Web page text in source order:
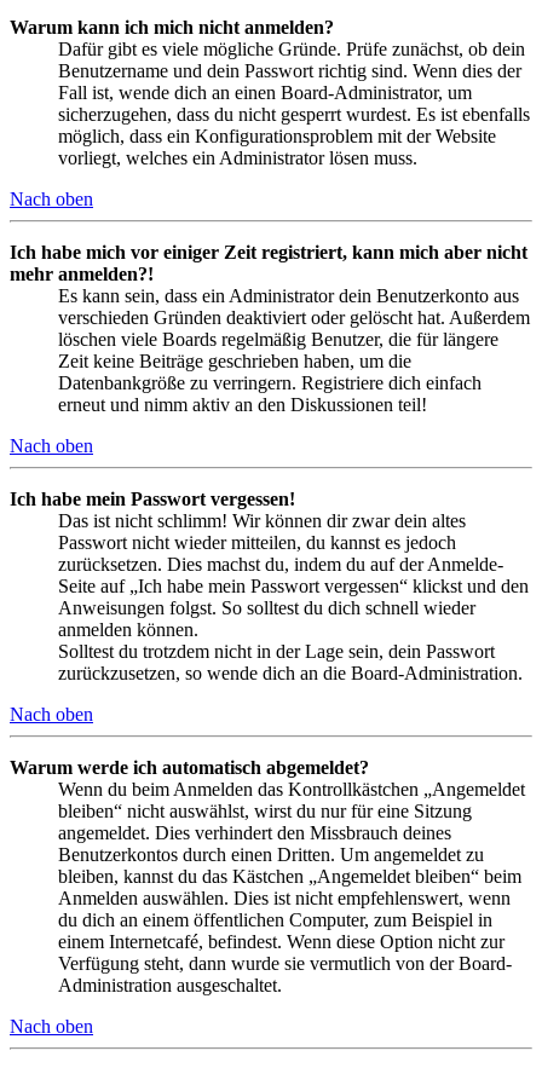
Warum kann ich mich nicht anmelden?
Dafür gibt es viele mögliche Gründe. Prüfe zunächst, ob dein
Benutzername und dein Passwort richtig sind. Wenn dies der
Fall ist, wende dich an einen Board-Administrator, um
sicherzugehen, dass du nicht gesperrt wurdest. Es ist ebenfalls
möglich, dass ein Konfigurationsproblem mit der Website
vorliegt, welches ein Administrator lösen muss.
Nach oben
Ich habe mich vor einiger Zeit registriert, kann mich aber nicht
mehr anmelden?!
Es kann sein, dass ein Administrator dein Benutzerkonto aus
verschieden Gründen deaktiviert oder gelöscht hat. Außerdem
löschen viele Boards regelmäßig Benutzer, die für längere
Zeit keine Beiträge geschrieben haben, um die
Datenbankgröße zu verringern. Registriere dich einfach
erneut und nimm aktiv an den Diskussionen teil!
Nach oben
Ich habe mein Passwort vergessen!
Das ist nicht schlimm! Wir können dir zwar dein altes
Passwort nicht wieder mitteilen, du kannst es jedoch
zurücksetzen. Dies machst du, indem du auf der Anmelde-
Seite auf „Ich habe mein Passwort vergessen“ klickst und den
Anweisungen folgst. So solltest du dich schnell wieder
anmelden können.
Solltest du trotzdem nicht in der Lage sein, dein Passwort
zurückzusetzen, so wende dich an die Board-Administration.
Nach oben
Warum werde ich automatisch abgemeldet?
Wenn du beim Anmelden das Kontrollkästchen „Angemeldet
bleiben“ nicht auswählst, wirst du nur für eine Sitzung
angemeldet. Dies verhindert den Missbrauch deines
Benutzerkontos durch einen Dritten. Um angemeldet zu
bleiben, kannst du das Kästchen „Angemeldet bleiben“ beim
Anmelden auswählen. Dies ist nicht empfehlenswert, wenn
du dich an einem öffentlichen Computer, zum Beispiel in
einem Internetcafé, befindest. Wenn diese Option nicht zur
Verfügung steht, dann wurde sie vermutlich von der Board-
Administration ausgeschaltet.
Nach oben